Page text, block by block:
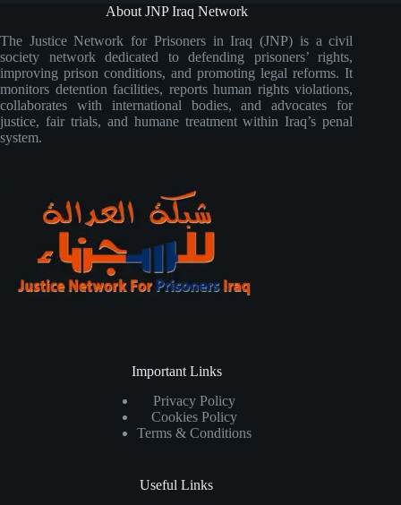
About JNP Iraq Network
The Justice Network for Prisoners in Iraq (JNP) is a civil
society network dedicated to defending prisoners’ rights,
improving prison conditions, and promoting legal reforms. It
monitors detention facilities, reports human rights violations,
collaborates with international bodies, and advocates for
justice, fair trials, and humane treatment within Iraq’s penal
system.
Important Links
Privacy Policy
Cookies Policy
Terms & Conditions
Useful Links